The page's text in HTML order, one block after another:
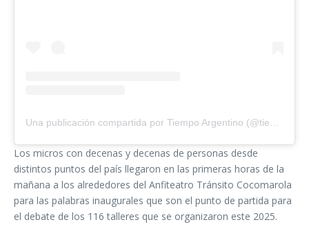
Los micros con decenas y decenas de personas desde
distintos puntos del país llegaron en las primeras horas de la
mañana a los alrededores del Anfiteatro Tránsito Cocomarola
para las palabras inaugurales que son el punto de partida para
el debate de los 116 talleres que se organizaron este 2025.